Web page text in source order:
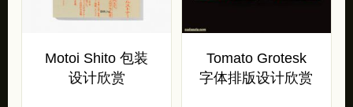
Motoi Shito 包装
设计欣赏
Tomato Grotesk
字体排版设计欣赏